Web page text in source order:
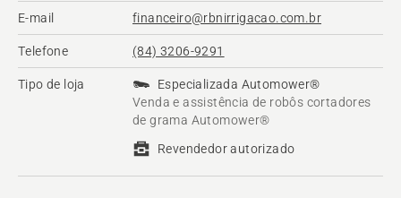
E-mail financeiro@rbnirrigacao.com.br
Telefone (84) 3206-9291
Tipo de loja
Especializada Automower®
Venda e assistência de robôs cortadores
de grama Automower®
Revendedor autorizado